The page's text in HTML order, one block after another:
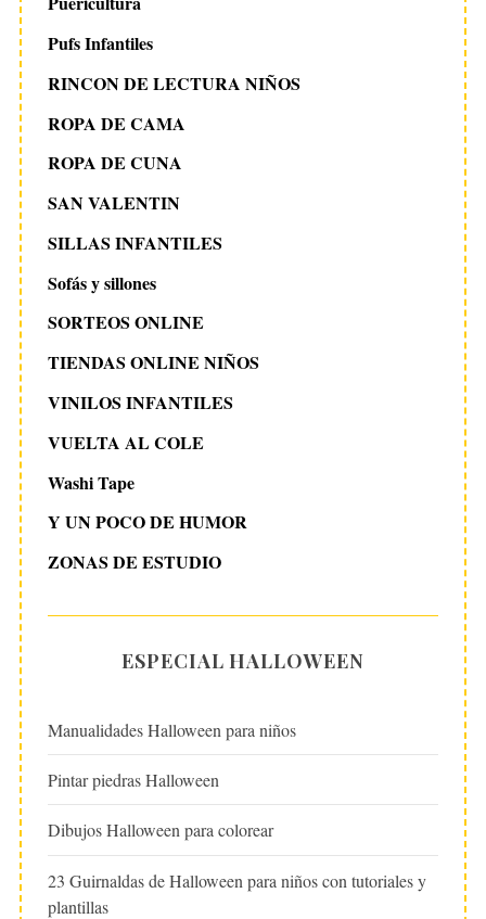
Pufs Infantiles
RINCON DE LECTURA NIÑOS
ROPA DE CAMA
ROPA DE CUNA
SAN VALENTIN
SILLAS INFANTILES
Sofás y sillones
SORTEOS ONLINE
TIENDAS ONLINE NIÑOS
VINILOS INFANTILES
VUELTA AL COLE
Washi Tape
Y UN POCO DE HUMOR
ZONAS DE ESTUDIO
ESPECIAL HALLOWEEN
Manualidades Halloween para niños
Pintar piedras Halloween
Dibujos Halloween para colorear
23 Guirnaldas de Halloween para niños con tutoriales y
plantillas